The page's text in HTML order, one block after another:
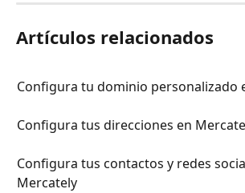
Artículos relacionados
Configura tu dominio personalizado
Configura tus direcciones en
Configura tus contactos y redes
Mercately